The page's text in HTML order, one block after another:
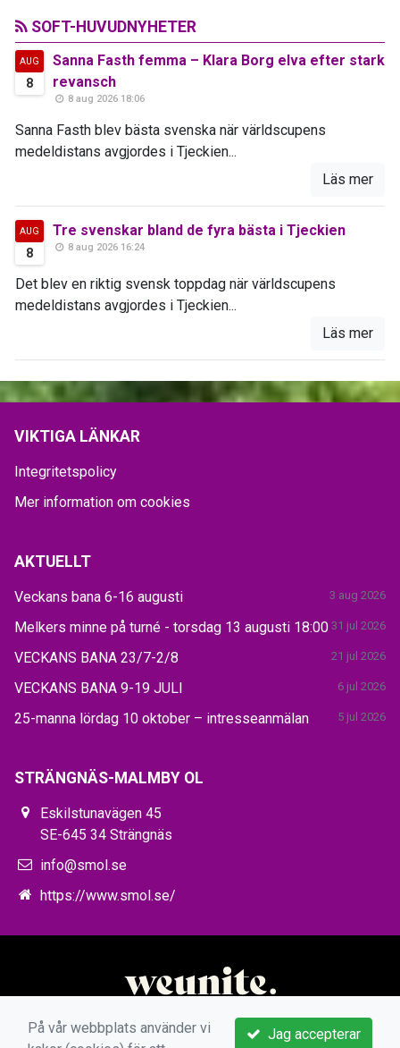
SOFT-HUVUDNYHETER
AUG
8
Sanna Fasth femma – Klara Borg elva efter stark
revansch
8 aug 2026 18:06
Sanna Fasth blev bästa svenska när världscupens
medeldistans avgjordes i Tjeckien...
Läs mer
AUG
8
Tre svenskar bland de fyra bästa i Tjeckien
8 aug 2026 16:24
Det blev en riktig svensk toppdag när världscupens
medeldistans avgjordes i Tjeckien...
Läs mer
VIKTIGA LÄNKAR
Integritetspolicy
Mer information om cookies
AKTUELLT
Veckans bana 6-16 augusti 3 aug 2026
Melkers minne på turné - torsdag 13 augusti 18:00 31 jul 2026
VECKANS BANA 23/7-2/8 21 jul 2026
VECKANS BANA 9-19 JULI 6 jul 2026
25-manna lördag 10 oktober – intresseanmälan 5 jul 2026
STRÄNGNÄS-MALMBY OL
Eskilstunavägen 45
SE-645 34 Strängnäs
info@smol.se
https://www.smol.se/
Jag accepterar
På vår webbplats använder vi